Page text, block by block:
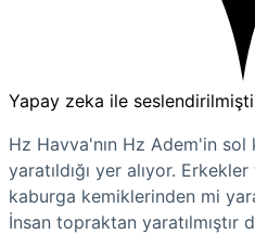
Yapay zeka ile
Hz Havva'nın Hz Adem'in
yaratıldığı yer alıyor.
kaburga kemiklerinden mi
İnsan topraktan yaratılmıştır